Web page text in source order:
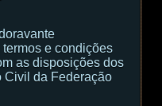
e condições
as disposições dos
Civil da Federação